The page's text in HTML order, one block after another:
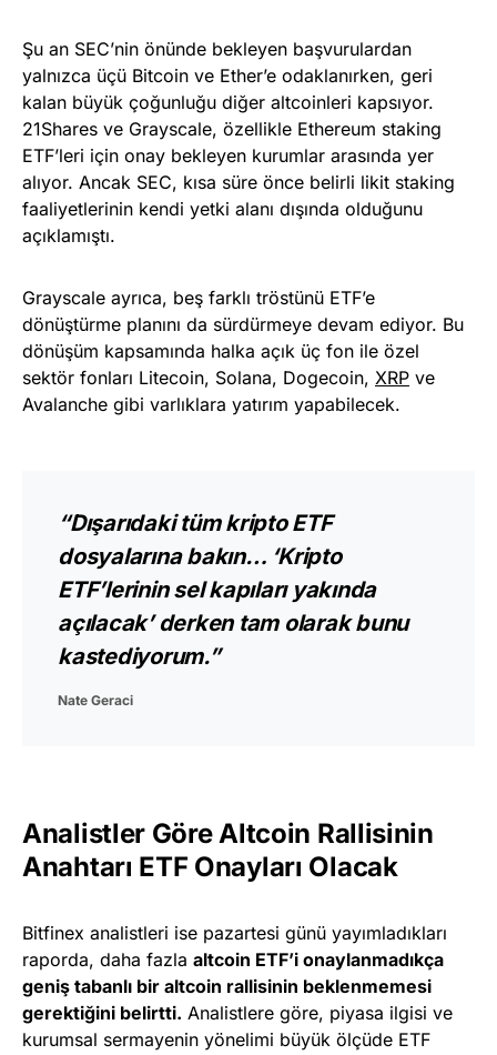
Şu an SEC’nin önünde bekleyen başvurulardan
yalnızca üçü Bitcoin ve Ether’e odaklanırken, geri
kalan büyük çoğunluğu diğer altcoinleri kapsıyor.
21Shares ve Grayscale, özellikle Ethereum staking
ETF’leri için onay bekleyen kurumlar arasında yer
alıyor. Ancak SEC, kısa süre önce belirli likit staking
faaliyetlerinin kendi yetki alanı dışında olduğunu
açıklamıştı.
Grayscale ayrıca, beş farklı tröstünü ETF’e
dönüştürme planını da sürdürmeye devam ediyor. Bu
dönüşüm kapsamında halka açık üç fon ile özel
sektör fonları Litecoin, Solana, Dogecoin, XRP ve
Avalanche gibi varlıklara yatırım yapabilecek.
“Dışarıdaki tüm kripto ETF
dosyalarına bakın… ‘Kripto
ETF’lerinin sel kapıları yakında
açılacak’ derken tam olarak bunu
kastediyorum.”
Nate Geraci
Analistler Göre Altcoin Rallisinin
Anahtarı ETF Onayları Olacak
Bitfinex analistleri ise pazartesi günü yayımladıkları
raporda, daha fazla altcoin ETF’i onaylanmadıkça
geniş tabanlı bir altcoin rallisinin beklenmemesi
gerektiğini belirtti. Analistlere göre, piyasa ilgisi ve
kurumsal sermayenin yönelimi büyük ölçüde ETF